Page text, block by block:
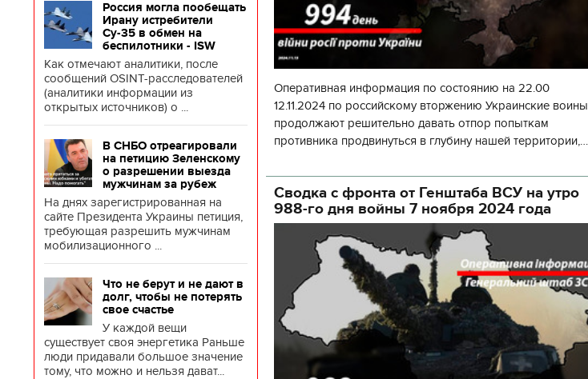
Россия могла пообещать
Ирану истребители
Су-35 в обмен на
беспилотники - ISW
Как отмечают аналитики, после
сообщений OSINT-расследователей
(аналитики информации из
открытых источников) о ...
В СНБО отреагировали
на петицию Зеленскому
о разрешении выезда
мужчинам за рубеж
На днях зарегистрированная на
сайте Президента Украины петиция,
требующая разрешить мужчинам
мобилизационного ...
Что не берут и не дают в
долг, чтобы не потерять
свое счастье
У каждой вещи
существует своя энергетика Раньше
люди придавали большое значение
тому, что можно и нельзя дават...
Оперативная информация по состоянию на 22.00
12.11.2024 по российскому вторжению Украинские воины
продолжают решительно давать отпор попыткам
противника продвинуться в глубину нашей территории,
вс
Сводка с фронта от Генштаба ВСУ на утро
988-го дня войны 7 ноября 2024 года